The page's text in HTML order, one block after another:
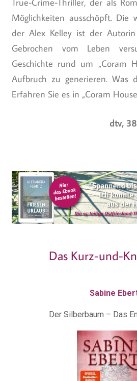
Möglichkeiten ausschöpft. Die
der Alex Kelley ist der
Gebrochen vom Leben
Geschichte rund um „Coram
Aufbruch zu generieren. Was
Erfahren Sie es in „Coram
dtv,
Das Kurz-und-
Sabine
Der Silberbaum – Das